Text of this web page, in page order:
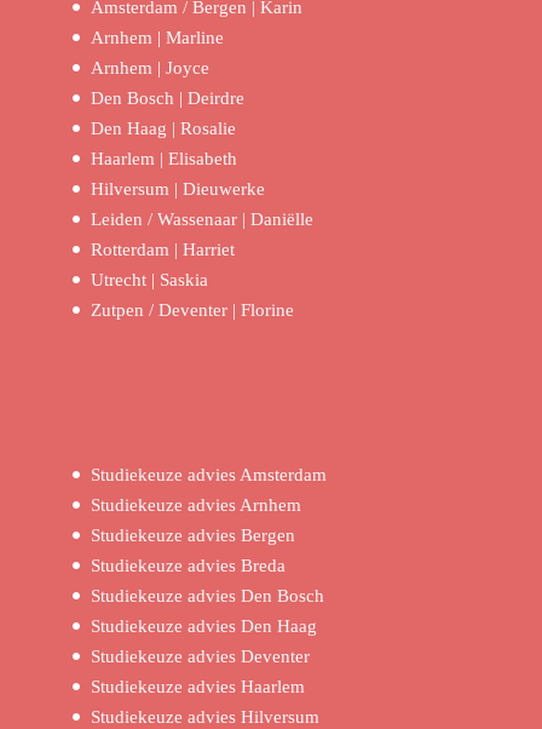
Amsterdam / Bergen | Karin
Arnhem | Marline
Arnhem | Joyce
Den Bosch | Deirdre
Den Haag | Rosalie
Haarlem | Elisabeth
Hilversum | Dieuwerke
Leiden / Wassenaar | Daniëlle
Rotterdam | Harriet
Utrecht | Saskia
Zutpen / Deventer | Florine
Studiekeuze advies Amsterdam
Studiekeuze advies Arnhem
Studiekeuze advies Bergen
Studiekeuze advies Breda
Studiekeuze advies Den Bosch
Studiekeuze advies Den Haag
Studiekeuze advies Deventer
Studiekeuze advies Haarlem
Studiekeuze advies Hilversum